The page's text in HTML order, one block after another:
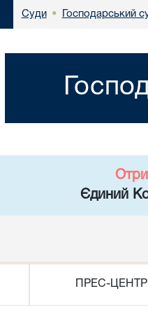
Суди • Господарський
Єдиний
ПРЕС-ЦЕНТР